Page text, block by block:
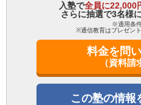
入塾で全員に22,000
さらに抽選で3名様に
※適用条件
※通信教育はプレゼン
料金を問
（資料請
この塾の情報